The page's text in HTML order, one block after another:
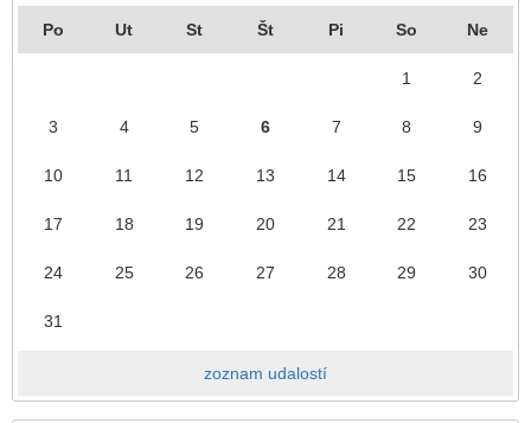
Po Ut St Št Pi So Ne
1 2
3 4 5 6 7 8 9
10 11 12 13 14 15 16
17 18 19 20 21 22 23
24 25 26 27 28 29 30
31
zoznam udalostí